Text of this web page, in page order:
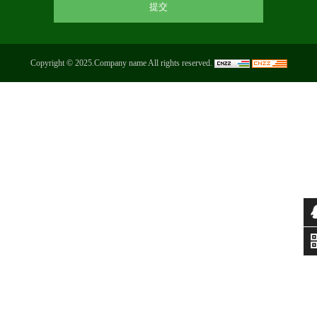
Copyright © 2025.Company name All rights reserved.